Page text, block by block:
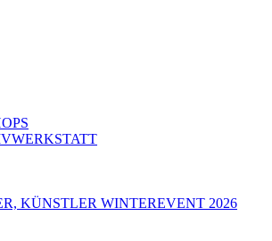
KÜNSTLER WINTEREVENT 2026